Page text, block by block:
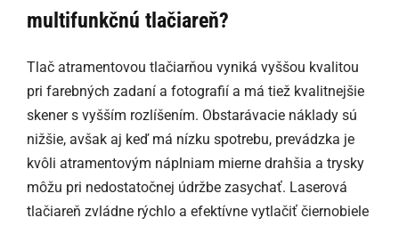
multifunkčnú tlačiareň?
Tlač atramentovou tlačiarňou vyniká vyššou kvalitou
pri farebných zadaní a fotografií a má tiež kvalitnejšie
skener s vyšším rozlíšením. Obstarávacie náklady sú
nižšie, avšak aj keď má nízku spotrebu, prevádzka je
kvôli atramentovým náplniam mierne drahšia a trysky
môžu pri nedostatočnej údržbe zasychať. Laserová
tlačiareň zvládne rýchlo a efektívne vytlačiť čiernobiele